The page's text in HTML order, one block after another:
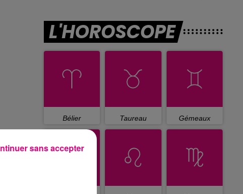
L'HOROSCOPE
Bélier Taureau Gémeaux
sans accepter